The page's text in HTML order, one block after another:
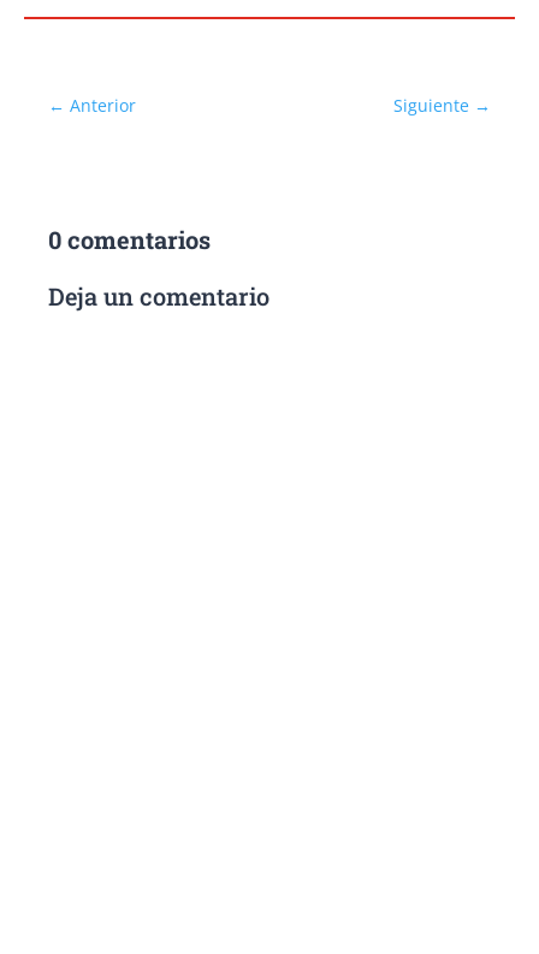
←Anterior Siguiente→
0 comentarios
Deja un comentario